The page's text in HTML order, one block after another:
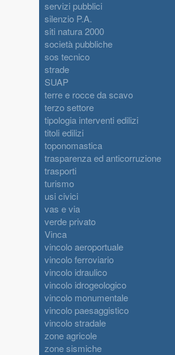
servizi pubblici
silenzio P.A.
siti natura 2000
società pubbliche
sos tecnico
strade
SUAP
terre e rocce da scavo
terzo settore
tipologia interventi edilizi
titoli edilizi
toponomastica
trasparenza ed anticorruzione
trasporti
turismo
usi civici
vas e via
verde privato
Vinca
vincolo aeroportuale
vincolo ferroviario
vincolo idraulico
vincolo idrogeologico
vincolo monumentale
vincolo paesaggistico
vincolo stradale
zone agricole
zone sismiche